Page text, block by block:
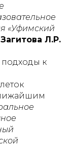
«Уфимский
Загитова Л.Р.
подходы к